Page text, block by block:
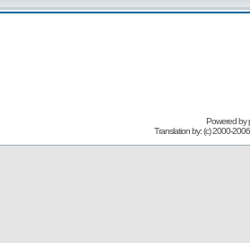
Powered by
Translation by: (c) 2000-